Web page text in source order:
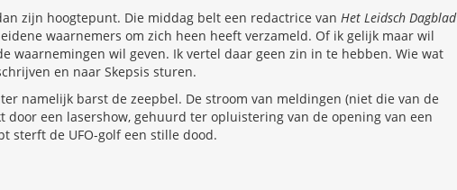
zijn hoogtepunt. Die middag belt een redactrice van Het Leidsch Dagblad
waarnemers om zich heen heeft verzameld. Of ik gelijk maar wil
waarnemingen wil geven. Ik vertel daar geen zin in te hebben. Wie wat
en naar Skepsis sturen.
namelijk barst de zeepbel. De stroom van meldingen (niet die van de
door een lasershow, gehuurd ter opluistering van de opening van een
sterft de UFO-golf een stille dood.